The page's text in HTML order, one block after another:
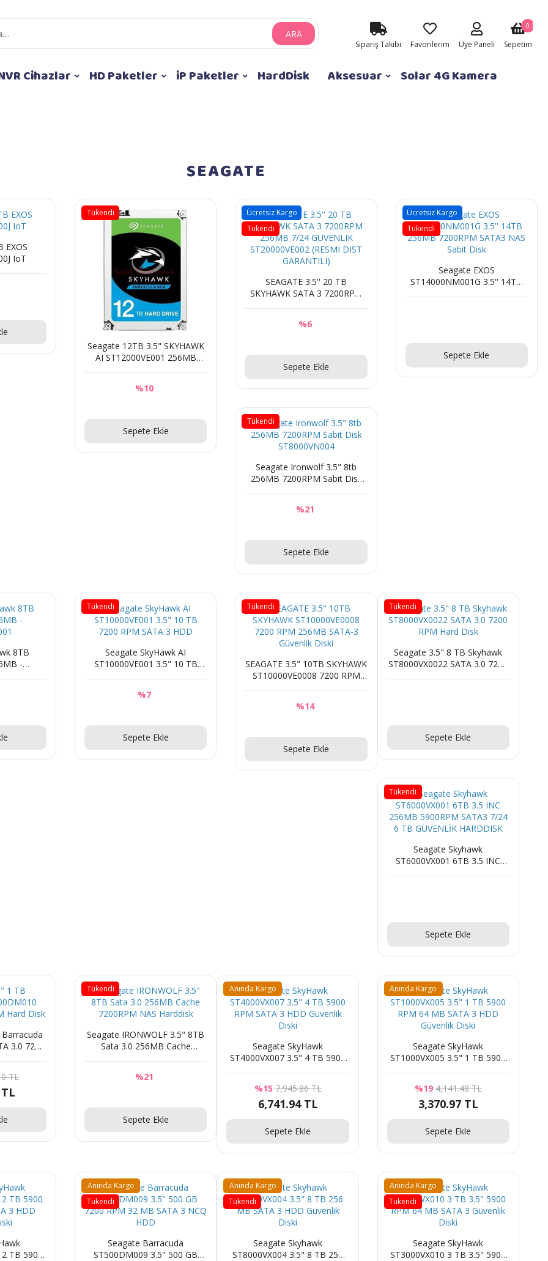
ARA
Sipariş Takibi Favorilerim Üye Paneli Sepetim
0
Cihazlar HD Paketler iP Paketler HardDisk Aksesuar
Solar 4G Kamera
SEAGATE
EXOS
IoT
Seagate 12TB 3.5" SKYHAWK
AI ST12000VE001 256MB
%10
Tükendi
Sepete Ekle
SEAGATE 3.5'' 20 TB
SKYHAWK SATA 3 7200RPM
GARANTILI)
%6
Ücretsiz Kargo
Tükendi
Sepete Ekle
Seagate EXOS
ST14000NM001G 3.5'' 14TB
Ücretsiz Kargo
Tükendi
Sepete Ekle
Seagate Ironwolf 3.5" 8tb
256MB 7200RPM Sabit Disk
%21
Tükendi
Sepete Ekle
8TB
-
Seagate SkyHawk AI
ST10000VE001 3.5" 10 TB
%7
Tükendi
Sepete Ekle
SEAGATE 3.5" 10TB SKYHAWK
ST10000VE0008 7200 RPM
%14
Tükendi
Sepete Ekle
Seagate 3.5" 8 TB Skyhawk
ST8000VX0022 SATA 3.0 7200
Tükendi
Sepete Ekle
Seagate Skyhawk
ST6000VX001 6TB 3.5 INC
Tükendi
Sepete Ekle
3.0 7200
TL
Seagate IRONWOLF 3.5" 8TB
Sata 3.0 256MB Cache
%21
Tükendi
Sepete Ekle
Seagate SkyHawk
ST4000VX007 3.5" 4 TB 5900
%15 7,945.86 TL
6,741.94 TL
Anında Kargo
Sepete Ekle
Seagate SkyHawk
ST1000VX005 3.5" 1 TB 5900
%19 4,141.48 TL
3,370.97 TL
Anında Kargo
Sepete Ekle
TB 5900
Seagate Barracuda
ST500DM009 3.5" 500 GB
Anında Kargo
Tükendi
Seagate Skyhawk
ST8000VX004 3.5" 8 TB 256
Anında Kargo
Tükendi
Seagate SkyHawk
ST3000VX010 3 TB 3.5" 5900
Anında Kargo
Tükendi